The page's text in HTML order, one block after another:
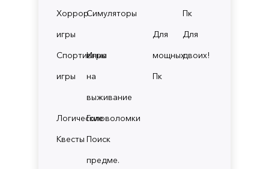
Хоррор
игры
Симуляторы
Спортивные
игры
Игры
на
выживание
ЛогическиеГоловоломки
Квесты Поиск
предме.
Пк
Для
мощных
Пк
Для
двоих!